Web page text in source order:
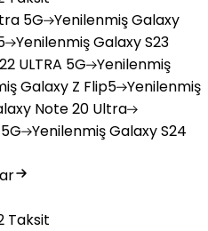
5G YenilenmişGalaxy
YenilenmişGalaxy S23
ULTRA 5G Yenilenmiş
Galaxy Z Flip5 Yenilenmiş
Note 20 Ultra
YenilenmişGalaxy S24
Taksit